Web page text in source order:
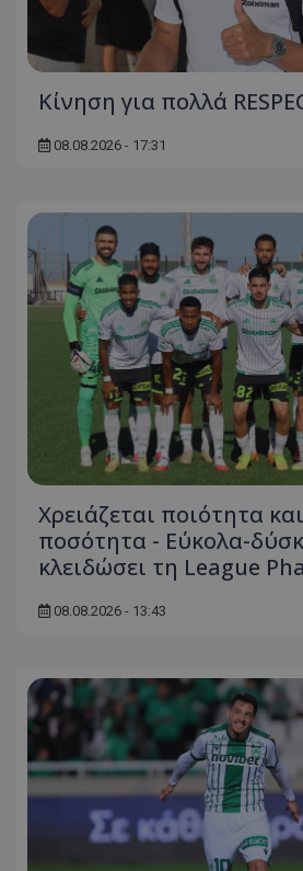
Κίνηση για πολλά
08.08.2026 - 17:31
Χρειάζεται ποιότητα
ποσότητα - Εύκολα-
κλειδώσει τη League
08.08.2026 - 13:43